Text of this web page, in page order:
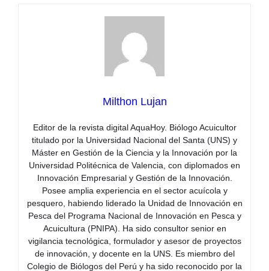
Milthon Lujan
Editor de la revista digital AquaHoy. Biólogo Acuicultor
titulado por la Universidad Nacional del Santa (UNS) y
Máster en Gestión de la Ciencia y la Innovación por la
Universidad Politécnica de Valencia, con diplomados en
Innovación Empresarial y Gestión de la Innovación.
Posee amplia experiencia en el sector acuícola y
pesquero, habiendo liderado la Unidad de Innovación en
Pesca del Programa Nacional de Innovación en Pesca y
Acuicultura (PNIPA). Ha sido consultor senior en
vigilancia tecnológica, formulador y asesor de proyectos
de innovación, y docente en la UNS. Es miembro del
Colegio de Biólogos del Perú y ha sido reconocido por la